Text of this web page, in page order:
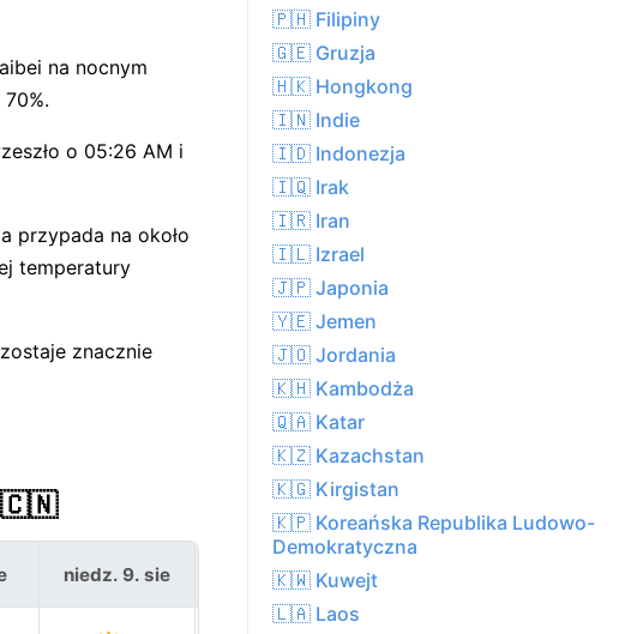
na nocnym
o 05:26 AM i
przypada na około
temperatury
znacznie
🇨🇳
niedz. 9. sie pon. 10. sie
🇵🇭 Filipiny
🇬🇪 Gruzja
🇭🇰 Hongkong
🇮🇳 Indie
🇮🇩 Indonezja
🇮🇶 Irak
🇮🇷 Iran
🇮🇱 Izrael
🇯🇵 Japonia
🇾🇪 Jemen
🇯🇴 Jordania
🇰🇭 Kambodża
🇶🇦 Katar
🇰🇿 Kazachstan
🇰🇬 Kirgistan
🇰🇵 Koreańska Republika Ludowo-
Demokratyczna
🇰🇼 Kuwejt
🇱🇦 Laos